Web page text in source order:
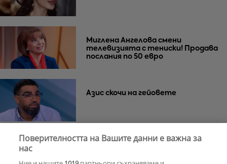
Миглена Ангелова смени
телевизията с тениски! Продава
послания по 50 евро
Азис скочи на гейовете
и Слънчев бряг
Поверителността на Вашите данни е важна за
нас